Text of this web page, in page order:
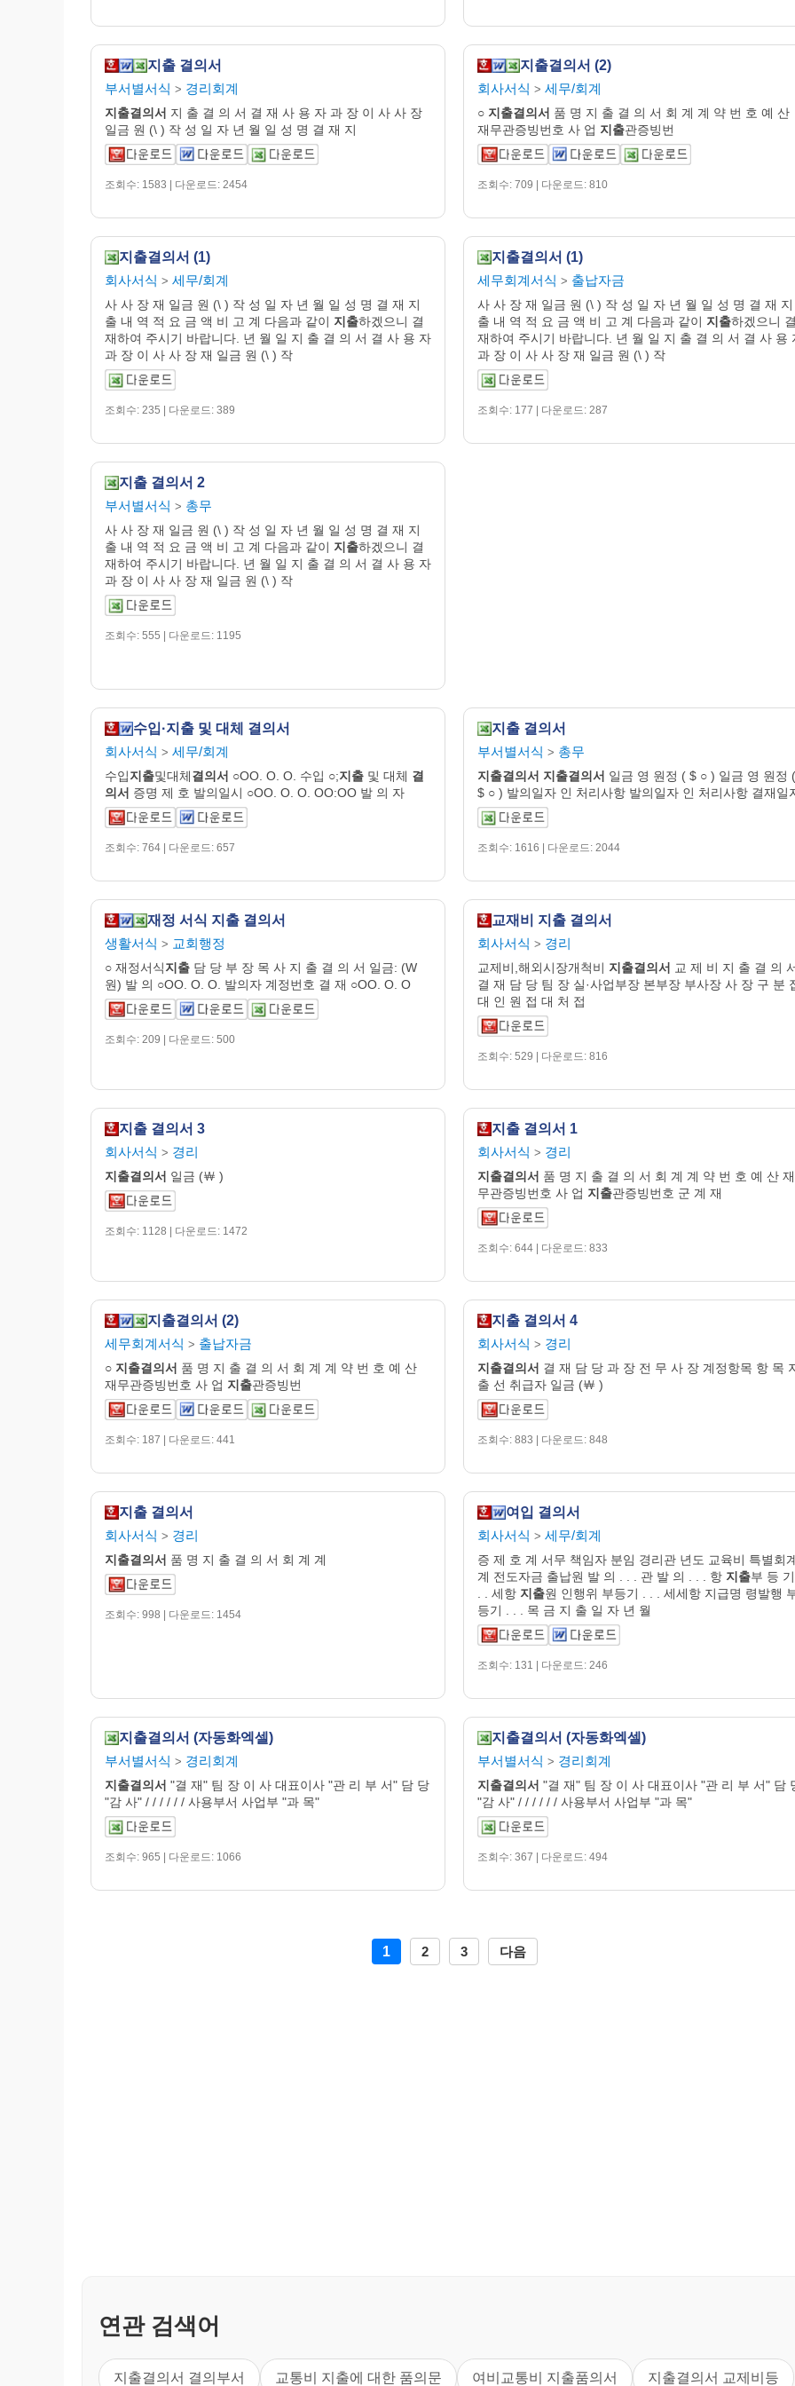
지출 결의서
부서별서식 > 경리회계
지출결의서 지 출 결 의 서 결 재 사 용 자 과 장 이 사 사 장
일금 원 (\ ) 작 성 일 자 년 월 일 성 명 결 재 지
조회수: 1583 | 다운로드: 2454
지출결의서 (2)
회사서식 > 세무/회계
○ 지출결의서 품 명 지 출 결 의 서 회 계 계 약 번 호 예 산
재무관증빙번호 사 업 지출관증빙번
조회수: 709 | 다운로드: 810
지출결의서 (1)
회사서식 > 세무/회계
사 사 장 재 일금 원 (\ ) 작 성 일 자 년 월 일 성 명 결 재 지
출 내 역 적 요 금 액 비 고 계 다음과 같이 지출하겠으니 결
재하여 주시기 바랍니다. 년 월 일 지 출 결 의 서 결 사 용 자
과 장 이 사 사 장 재 일금 원 (\ ) 작
조회수: 235 | 다운로드: 389
지출결의서 (1)
세무회계서식 > 출납자금
사 사 장 재 일금 원 (\ ) 작 성 일 자 년 월 일 성 명 결 재 지
출 내 역 적 요 금 액 비 고 계 다음과 같이 지출하겠으니
재하여 주시기 바랍니다. 년 월 일 지 출 결 의 서 결 사 용
과 장 이 사 사 장 재 일금 원 (\ ) 작
조회수: 177 | 다운로드: 287
지출 결의서 2
부서별서식 > 총무
사 사 장 재 일금 원 (\ ) 작 성 일 자 년 월 일 성 명 결 재 지
출 내 역 적 요 금 액 비 고 계 다음과 같이 지출하겠으니 결
재하여 주시기 바랍니다. 년 월 일 지 출 결 의 서 결 사 용 자
과 장 이 사 사 장 재 일금 원 (\ ) 작
조회수: 555 | 다운로드: 1195
수입·지출 및 대체 결의서
회사서식 > 세무/회계
수입지출및대체결의서 ○OO. O. O. 수입 ○;지출 및 대체 결
의서 증명 제 호 발의일시 ○OO. O. O. OO:OO 발 의 자
조회수: 764 | 다운로드: 657
지출 결의서
부서별서식 > 총무
지출결의서 지출결의서 일금 영 원정 ( $ ○ ) 일금 영 원정 (
$ ○ ) 발의일자 인 처리사항 발의일자 인 처리사항 결재일
조회수: 1616 | 다운로드: 2044
재정 서식 지출 결의서
생활서식 > 교회행정
○ 재정서식지출 담 당 부 장 목 사 지 출 결 의 서 일금: (W
원) 발 의 ○OO. O. O. 발의자 계정번호 결 재 ○OO. O. O
조회수: 209 | 다운로드: 500
교재비 지출 결의서
회사서식 > 경리
교제비,해외시장개척비 지출결의서 교 제 비 지 출 결 의
결 재 담 당 팀 장 실·사업부장 본부장 부사장 사 장 구 분
대 인 원 접 대 처 접
조회수: 529 | 다운로드: 816
지출 결의서 3
회사서식 > 경리
지출결의서 일금 (￦ )
조회수: 1128 | 다운로드: 1472
지출 결의서 1
회사서식 > 경리
지출결의서 품 명 지 출 결 의 서 회 계 계 약 번 호 예 산 재
무관증빙번호 사 업 지출관증빙번호 군 계 재
조회수: 644 | 다운로드: 833
지출결의서 (2)
세무회계서식 > 출납자금
○ 지출결의서 품 명 지 출 결 의 서 회 계 계 약 번 호 예 산
재무관증빙번호 사 업 지출관증빙번
조회수: 187 | 다운로드: 441
지출 결의서 4
회사서식 > 경리
지출결의서 결 재 담 당 과 장 전 무 사 장 계정항목 항 목
출 선 취급자 일금 (￦ )
조회수: 883 | 다운로드: 848
지출 결의서
회사서식 > 경리
지출결의서 품 명 지 출 결 의 서 회 계 계
조회수: 998 | 다운로드: 1454
여입 결의서
회사서식 > 세무/회계
증 제 호 계 서무 책임자 분임 경리관 년도 교육비 특별회
계 전도자금 출납원 발 의 . . . 관 발 의 . . . 항 지출부 등
. . 세항 지출원 인행위 부등기 . . . 세세항 지급명 령발행
등기 . . . 목 금 지 출 일 자 년 월
조회수: 131 | 다운로드: 246
지출결의서 (자동화엑셀)
부서별서식 > 경리회계
지출결의서 "결 재" 팀 장 이 사 대표이사 "관 리 부 서" 담 당
"감 사" / / / / / / 사용부서 사업부 "과 목"
조회수: 965 | 다운로드: 1066
지출결의서 (자동화엑셀)
부서별서식 > 경리회계
지출결의서 "결 재" 팀 장 이 사 대표이사 "관 리 부 서" 담
"감 사" / / / / / / 사용부서 사업부 "과 목"
조회수: 367 | 다운로드: 494
1 2 3 다음
연관 검색어
지출결의서 결의부서 교통비 지출에 대한 품의문 여비교통비 지출품의서 지출결의서 교제비등